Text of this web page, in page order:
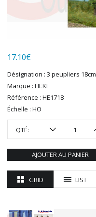
ITALERI
LGB
MAKETTE
MARLKIN
MKD
NOVATEUR MODELES
PECO
PG mini
PIKO
PN SUD MODELISME
PREISER
R37
17.10€
Désignation : 3 peupliers 18cm
Marque : HEKI
Référence : HE1718
Échelle : HO
QTÉ:
AJOUTER AU PANIER
GRID LIST